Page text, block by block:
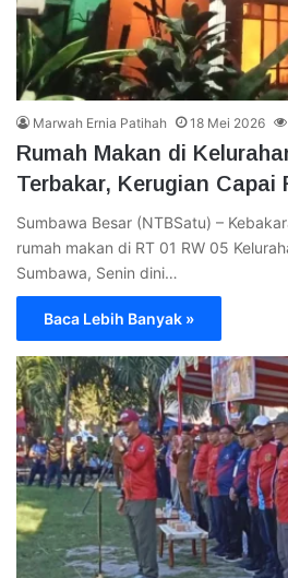
Marwah Ernia Patihah 18 Mei 2026
Rumah Makan di
Terbakar, Kerugian Capai
Sumbawa Besar (NTBSatu) –
rumah makan di RT 01 RW 05
Sumbawa, Senin dini…
Baca Lebih Banyak »